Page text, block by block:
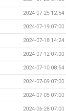
2024-07-25 12:54
2024-07-19 07:00
2024-07-18 14:24
2024-07-12 07:00
2024-07-10 08:54
2024-07-09 07:00
2024-07-05 07:00
2024-06-28 07:00